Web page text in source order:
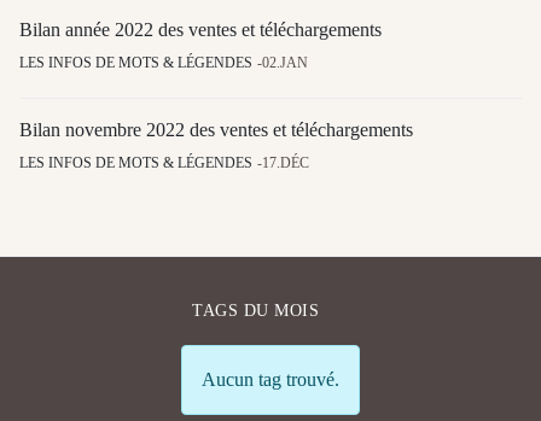
Bilan année 2022 des ventes et téléchargements
LES INFOS DE MOTS & LÉGENDES 02.JAN
Bilan novembre 2022 des ventes et téléchargements
LES INFOS DE MOTS & LÉGENDES 17.DÉC
TAGS DU MOIS
Info
Aucun tag trouvé.